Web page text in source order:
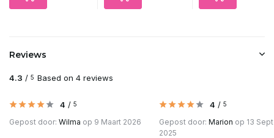
Uitverkocht
Reviews
4.3 / 5 Based on 4 reviews
4 / 5
Gepost door: Wilma op 9 Maart 2026
4 / 5
Gepost door: Marion op 13
2025